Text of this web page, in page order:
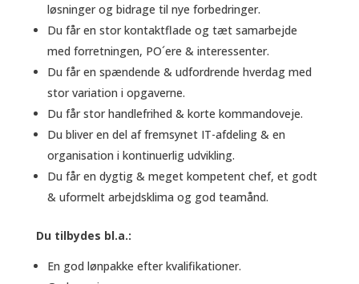
løsninger og bidrage til nye forbedringer.
Du får en stor kontaktflade og tæt samarbejde
med forretningen, PO´ere & interessenter.
Du får en spændende & udfordrende hverdag med
stor variation i opgaverne.
Du får stor handlefrihed & korte kommandoveje.
Du bliver en del af fremsynet IT-afdeling & en
organisation i kontinuerlig udvikling.
Du får en dygtig & meget kompetent chef, et godt
& uformelt arbejdsklima og god teamånd.
Du tilbydes bl.a.:
En god lønpakke efter kvalifikationer.